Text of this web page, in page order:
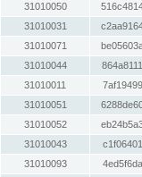
31010050
31010031
31010071
31010044
31010011
31010051
31010052
31010043
31010093